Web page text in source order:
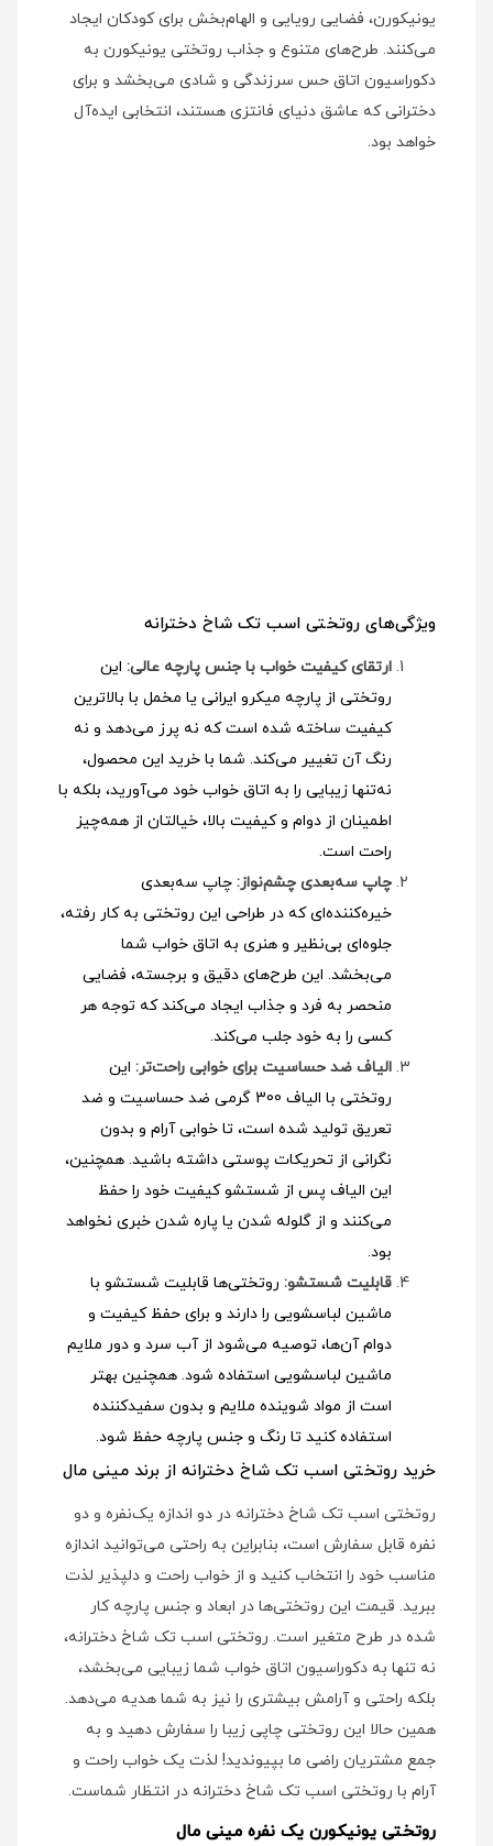
یونیکورن، فضایی رویایی و الهام‌بخش برای کودکان ایجاد
می‌کنند. طرح‌های متنوع و جذاب روتختی یونیکورن به
دکوراسیون اتاق حس سرزندگی و شادی می‌بخشد و برای
دخترانی که عاشق دنیای فانتزی هستند، انتخابی ایده‌آل
خواهد بود.
ویژگی‌های روتختی اسب تک شاخ دخترانه
ارتقای کیفیت خواب با جنس پارچه عالی: این
روتختی از پارچه میکرو ایرانی یا مخمل با بالاترین
کیفیت ساخته شده است که نه پرز می‌دهد و نه
رنگ آن تغییر می‌کند. شما با خرید این محصول،
نه‌تنها زیبایی را به اتاق خواب خود می‌آورید، بلکه با
اطمینان از دوام و کیفیت بالا، خیالتان از همه‌چیز
راحت است.
چاپ سه‌بعدی چشم‌نواز: چاپ سه‌بعدی
خیره‌کننده‌ای که در طراحی این روتختی به کار رفته،
جلوه‌ای بی‌نظیر و هنری به اتاق خواب شما
می‌بخشد. این طرح‌های دقیق و برجسته، فضایی
منحصر به فرد و جذاب ایجاد می‌کند که توجه هر
کسی را به خود جلب می‌کند.
الیاف ضد حساسیت برای خوابی راحت‌تر: این
روتختی با الیاف 300 گرمی ضد حساسیت و ضد
تعریق تولید شده است، تا خوابی آرام و بدون
نگرانی از تحریکات پوستی داشته باشید. همچنین،
این الیاف پس از شستشو کیفیت خود را حفظ
می‌کنند و از گلوله شدن یا پاره شدن خبری نخواهد
بود.
قابلیت شستشو: روتختی‌ها قابلیت شستشو با
ماشین لباسشویی را دارند و برای حفظ کیفیت و
دوام آن‌ها، توصیه می‌شود از آب سرد و دور ملایم
ماشین لباسشویی استفاده شود. همچنین بهتر
است از مواد شوینده ملایم و بدون سفیدکننده
استفاده کنید تا رنگ و جنس پارچه حفظ شود.
خرید روتختی اسب تک شاخ دخترانه از برند مینی مال
روتختی اسب تک شاخ دخترانه در دو اندازه یک‌نفره و دو
نفره قابل سفارش است، بنابراین به راحتی می‌توانید اندازه
مناسب خود را انتخاب کنید و از خواب راحت و دلپذیر لذت
ببرید. قیمت این روتختی‌ها در ابعاد و جنس پارچه کار
شده در طرح متغیر است. روتختی اسب تک شاخ دخترانه،
نه تنها به دکوراسیون اتاق خواب شما زیبایی می‌بخشد،
بلکه راحتی و آرامش بیشتری را نیز به شما هدیه می‌دهد.
همین حالا این روتختی چاپی زیبا را سفارش دهید و به
جمع مشتریان راضی ما بپیوندید! لذت یک خواب راحت و
آرام با روتختی اسب تک شاخ دخترانه در انتظار شماست.
روتختی یونیکورن یک نفره مینی مال